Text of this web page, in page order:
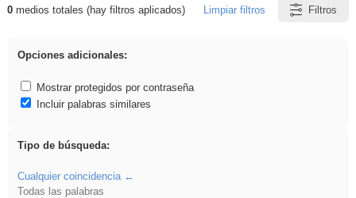
Resultados de: venganza
0medios totales (hay filtros aplicados) Limpiar filtros Filtros
Opciones adicionales:
Mostrar protegidos por contraseña
Incluir palabras similares
Tipo de búsqueda:
Cualquier coincidencia
Todas las palabras